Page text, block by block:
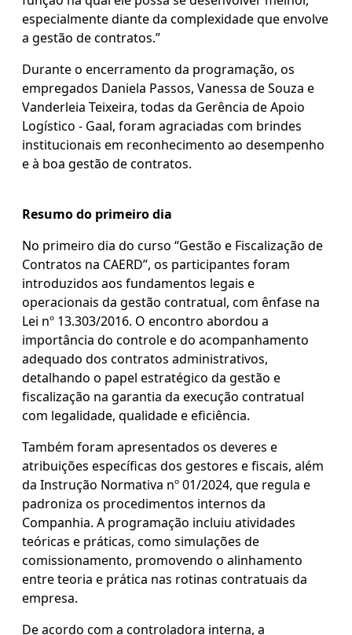
especialmente diante da complexidade que envolve
a gestão de contratos.”
Durante o encerramento da programação, os
empregados Daniela Passos, Vanessa de Souza e
Vanderleia Teixeira, todas da Gerência de Apoio
Logístico - Gaal, foram agraciadas com brindes
institucionais em reconhecimento ao desempenho
e à boa gestão de contratos.
Resumo do primeiro dia
No primeiro dia do curso “Gestão e Fiscalização de
Contratos na CAERD”, os participantes foram
introduzidos aos fundamentos legais e
operacionais da gestão contratual, com ênfase na
Lei nº 13.303/2016. O encontro abordou a
importância do controle e do acompanhamento
adequado dos contratos administrativos,
detalhando o papel estratégico da gestão e
fiscalização na garantia da execução contratual
com legalidade, qualidade e eficiência.
Também foram apresentados os deveres e
atribuições específicas dos gestores e fiscais, além
da Instrução Normativa nº 01/2024, que regula e
padroniza os procedimentos internos da
Companhia. A programação incluiu atividades
teóricas e práticas, como simulações de
comissionamento, promovendo o alinhamento
entre teoria e prática nas rotinas contratuais da
empresa.
De acordo com a controladora interna, a